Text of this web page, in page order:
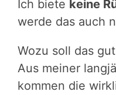
Ich biete keine
werde das auch
Wozu soll das
Aus meiner
kommen die